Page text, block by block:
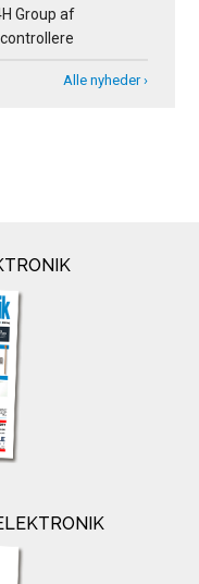
Group af
Alle nyheder ›